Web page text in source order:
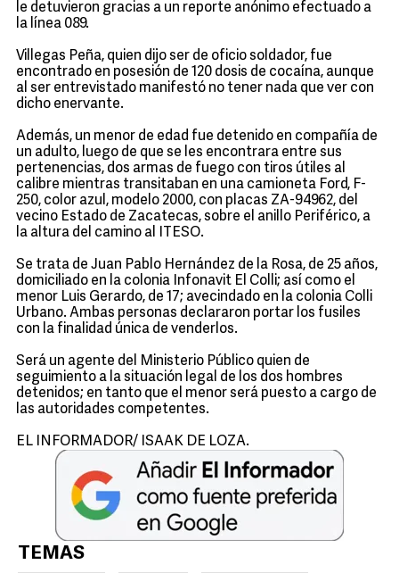
le detuvieron gracias a un reporte anónimo efectuado a
la línea 089.
Villegas Peña, quien dijo ser de oficio soldador, fue
encontrado en posesión de 120 dosis de cocaína, aunque
al ser entrevistado manifestó no tener nada que ver con
dicho enervante.
Además, un menor de edad fue detenido en compañía de
un adulto, luego de que se les encontrara entre sus
pertenencias, dos armas de fuego con tiros útiles al
calibre mientras transitaban en una camioneta Ford, F-
250, color azul, modelo 2000, con placas ZA-94962, del
vecino Estado de Zacatecas, sobre el anillo Periférico, a
la altura del camino al ITESO.
Se trata de Juan Pablo Hernández de la Rosa, de 25 años,
domiciliado en la colonia Infonavit El Colli; así como el
menor Luis Gerardo, de 17; avecindado en la colonia Colli
Urbano. Ambas personas declararon portar los fusiles
con la finalidad única de venderlos.
Será un agente del Ministerio Público quien de
seguimiento a la situación legal de los dos hombres
detenidos; en tanto que el menor será puesto a cargo de
las autoridades competentes.
EL INFORMADOR/ ISAAK DE LOZA.
TEMAS